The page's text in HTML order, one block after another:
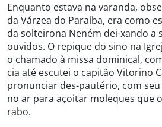
Enquanto estava na varanda,
da Várzea do Paraíba, era como
da solteirona Neném dei-xando a
ouvidos. O repique do sino na
o chamado à missa dominical,
cia até escutei o capitão Vitorino
pronunciar des-pautério, com
no ar para açoitar moleques que
rabo.